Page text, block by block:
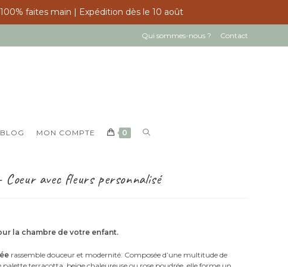
faites main | Expédition dès le 10 août
Qui sommes-nous ? Contact
BLOG MON COMPTE 0
TOGGLE
avec fleurs personnalisé
la chambre de votre enfant.
rassemble douceur et modernité. Composée d’une multitude de